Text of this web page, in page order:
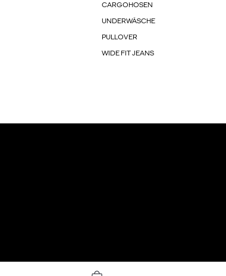
CARGOHOSEN
UNDERWÄSCHE
PULLOVER
WIDE FIT JEANS